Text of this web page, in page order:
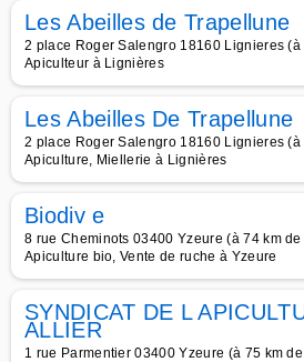
Les Abeilles de Trapellune
2 place Roger Salengro 18160 Lignieres
Apiculteur à Lignières
Les Abeilles De Trapellune
2 place Roger Salengro 18160 Lignieres
Apiculture, Miellerie à Lignières
Biodiv e
8 rue Cheminots 03400 Yzeure (à 74 km
Apiculture bio, Vente de ruche à Yzeure
SYNDICAT DE L
ALLIER
1 rue Parmentier 03400 Yzeure (à 75 km